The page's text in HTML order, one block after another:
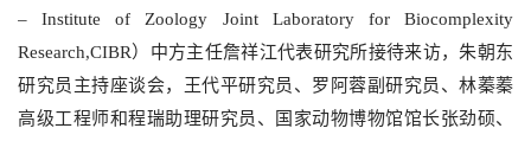
– Institute of Zoology Joint Laboratory for Biocomplexity
Research,CIBR）中方主任詹祥江代表研究所接待来访，朱朝东
研究员主持座谈会，王代平研究员、罗阿蓉副研究员、林蓁蓁
高级工程师和程瑞助理研究员、国家动物博物馆馆长张劲硕、